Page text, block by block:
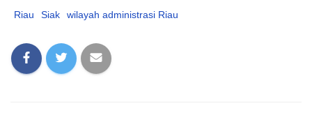
Riau
Siak wilayah administrasi Riau